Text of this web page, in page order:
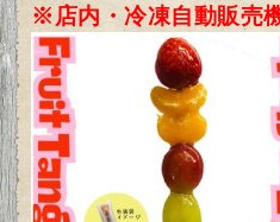
※店内・冷凍自動販売